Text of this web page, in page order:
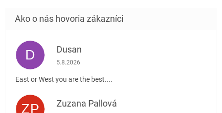
D Dusan
Hodnotenie obchodu je 5 z 5 hviezdičiek.
5.8.2026
East or West you are the best....
ZP Zuzana Pallová